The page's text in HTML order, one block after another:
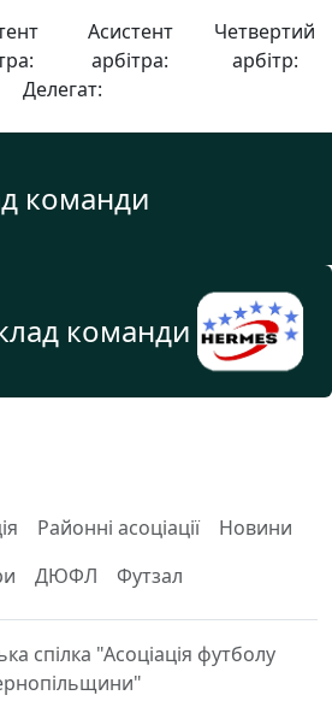
Асистент
арбітра:
Четвертий
арбітр:
Делегат:
команди
команди
Районні асоціації
Новини
ДЮФЛ Футзал
спілка "Асоціація футболу